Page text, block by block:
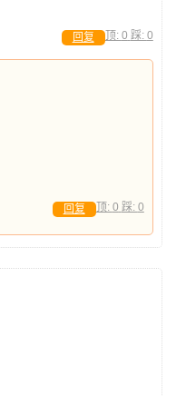
顶: 0 踩: 0
回复
顶: 0 踩: 0
回复